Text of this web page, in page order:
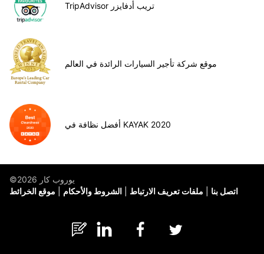
TripAdvisor تريب أدفايزر
موقع شركة تأجير السيارات الرائدة في العالم
أفضل نظافة في KAYAK 2020
©يوروب كار 2026
موقع الخرائط
الشروط والأحكام ملفات تعريف الارتباط اتصل بنا